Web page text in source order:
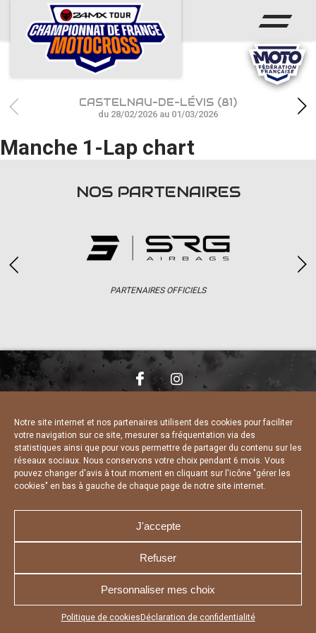
Notre site internet et nos partenaires utilisent des cookies pour faciliter
votre navigation sur ce site, mesurer sa fréquentation via des
statistiques ainsi que pour vous permettre de partager du contenu sur les
réseaux sociaux. Nous conservons votre choix pendant 6 mois. Vous
pouvez changer d'avis à tout moment en cliquant sur l'icône "gérer les
cookies" en bas à gauche de chaque page de notre site internet.
J'accepte
Refuser
Personnaliser mes choix
Politique de cookies Déclaration de confidentialité
Appuyez sur le bouton partager en bas de votre
ACCUEIL
ACTUS
CALENDRIER
RÉSULTATS
PHOTOS / WEB TV
CASTELNAU-DE-LÉVIS (81)
du 28/02/2026 au 01/03/2026
Manche 1-Lap chart
NOS PARTENAIRES
PARTENAIRES OFFICIELS
CHARTE DE CONFIDENTIALITÉ
DÉCLARATION DE CONFIDENTIALITÉ
POLITIQUE D’UTILISATION DES COOKIES
RÉALISÉ PAR L’AGENCE WEB A3 WEB